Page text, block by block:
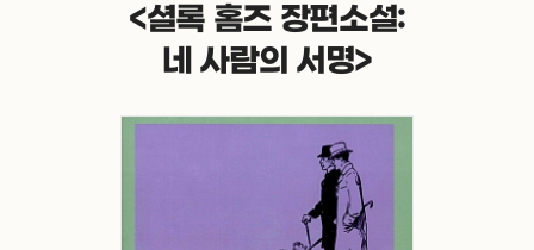
<셜록 홈즈 장편소설:
네 사람의 서명>